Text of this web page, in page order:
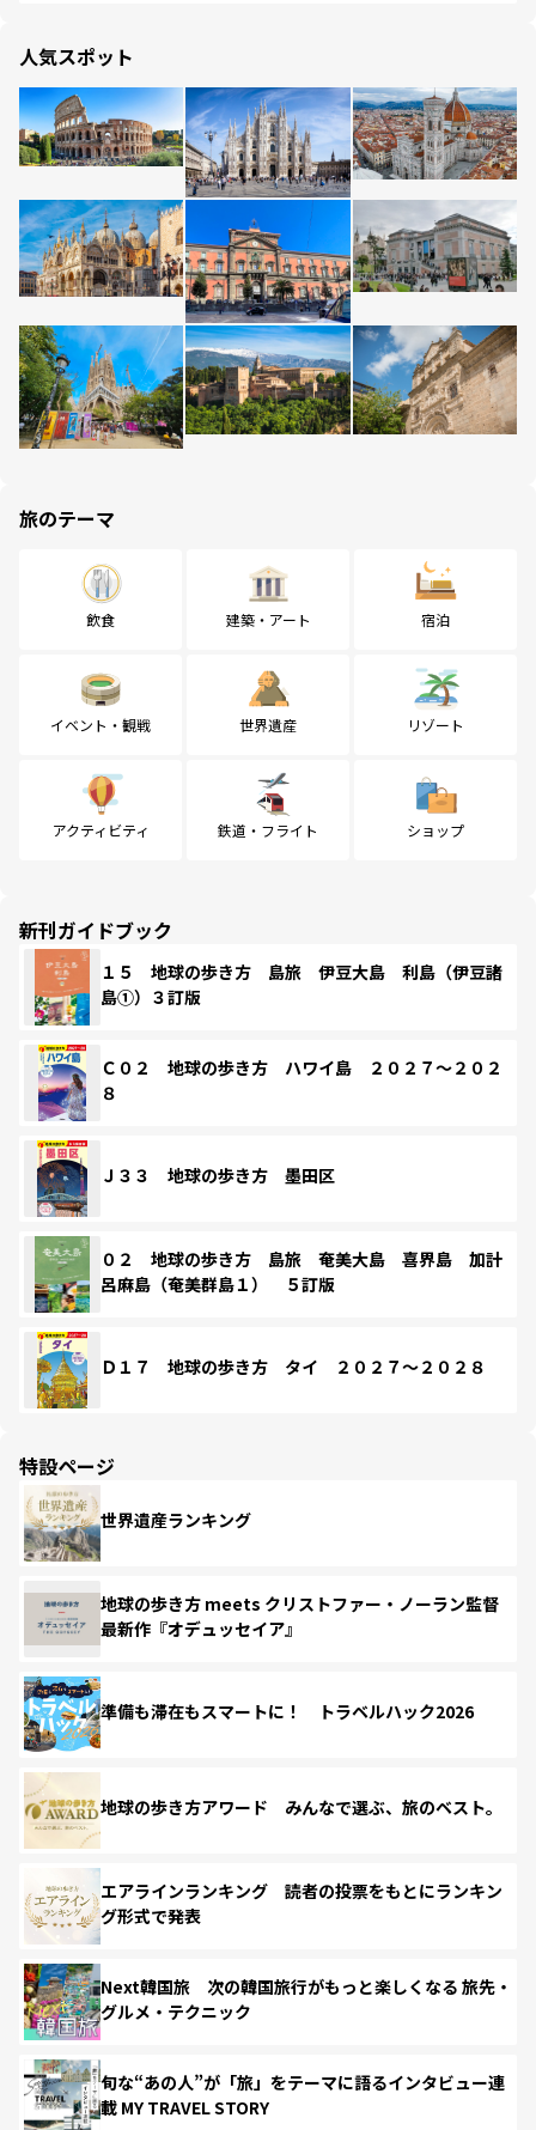
人気スポット
旅のテーマ
飲食 建築・アート 宿泊
イベント・観戦 世界遺産 リゾート
アクティビティ 鉄道・フライト ショップ
新刊ガイドブック
１５ 地球の歩き方 島旅 伊豆大島 利島（伊豆諸
島①）３訂版
Ｃ０２ 地球の歩き方 ハワイ島 ２０２７～２０２
８
Ｊ３３ 地球の歩き方 墨田区
０２ 地球の歩き方 島旅 奄美大島 喜界島 加計
呂麻島（奄美群島１） ５訂版
Ｄ１７ 地球の歩き方 タイ ２０２７～２０２８
特設ページ
世界遺産ランキング
地球の歩き方 meets クリストファー・ノーラン監督
最新作『オデュッセイア』
準備も滞在もスマートに！ トラベルハック2026
地球の歩き方アワード みんなで選ぶ、旅のベスト。
エアラインランキング 読者の投票をもとにランキン
グ形式で発表
Next韓国旅 次の韓国旅行がもっと楽しくなる 旅先・
グルメ・テクニック
旬な“あの人”が「旅」をテーマに語るインタビュー連
載 MY TRAVEL STORY